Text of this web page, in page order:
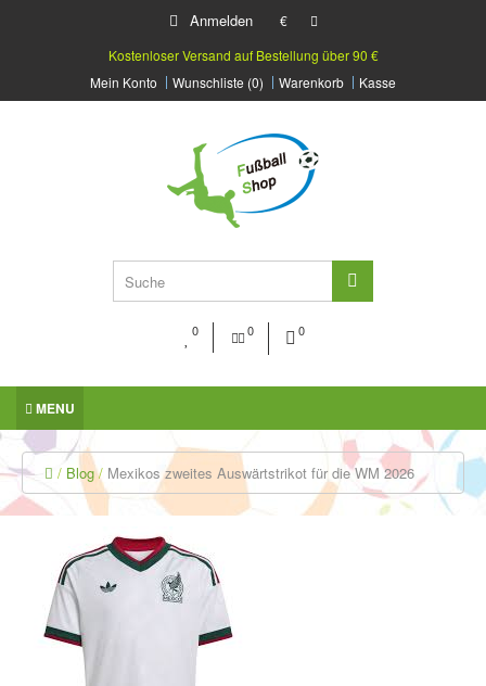
Anmelden
€
Kostenloser Versand auf Bestellung über 90 €
Mein Konto
Wunschliste (0) Warenkorb Kasse
0 0 0
MENU
Blog Mexikos zweites Auswärtstrikot für die WM 2026